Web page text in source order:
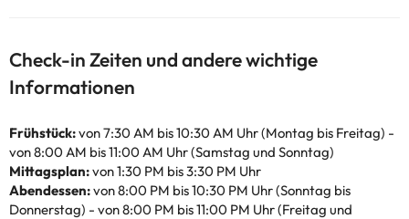
Check-in Zeiten und andere wichtige
Informationen
Frühstück:von 7:30 AM bis 10:30 AM Uhr (Montag bis Freitag) -
von 8:00 AM bis 11:00 AM Uhr (Samstag und Sonntag)
Mittagsplan:von 1:30 PM bis 3:30 PM Uhr
Abendessen:von 8:00 PM bis 10:30 PM Uhr (Sonntag bis
Donnerstag) - von 8:00 PM bis 11:00 PM Uhr (Freitag und